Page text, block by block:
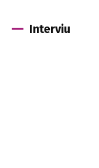
Interviu